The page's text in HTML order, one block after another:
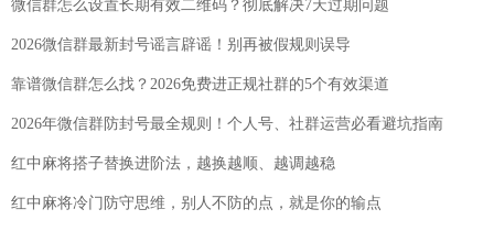
微信群怎么设置长期有效二维码？彻底解决7天过期问题
2026微信群最新封号谣言辟谣！别再被假规则误导
靠谱微信群怎么找？2026免费进正规社群的5个有效渠道
2026年微信群防封号最全规则！个人号、社群运营必看避坑指南
红中麻将搭子替换进阶法，越换越顺、越调越稳
红中麻将冷门防守思维，别人不防的点，就是你的输点